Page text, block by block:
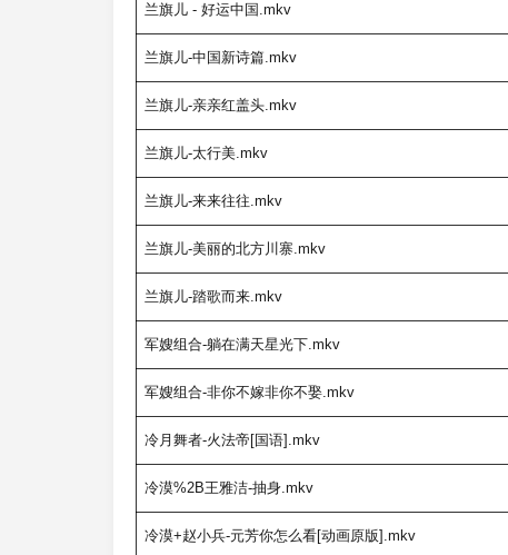
兰旗儿 - 好运中国.mkv
兰旗儿-中国新诗篇.mkv
兰旗儿-亲亲红盖头.mkv
兰旗儿-太行美.mkv
兰旗儿-来来往往.mkv
兰旗儿-美丽的北方川寨.mkv
兰旗儿-踏歌而来.mkv
军嫂组合-躺在满天星光下.mkv
军嫂组合-非你不嫁非你不娶.mkv
冷月舞者-火法帝[国语].mkv
冷漠%2B王雅洁-抽身.mkv
冷漠+赵小兵-元芳你怎么看[动画原版].mkv